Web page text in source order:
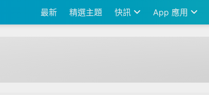
最新 精選主題 快訊 App 應用